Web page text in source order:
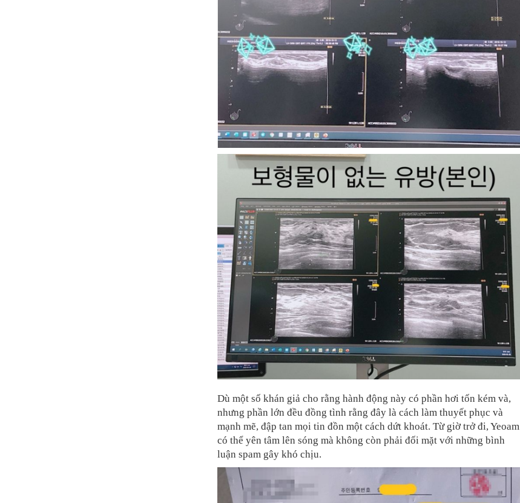
Dù một số khán giả cho rằng hành động này có phần hơi tốn kém và,
nhưng phần lớn đều đồng tình rằng đây là cách làm thuyết phục và
mạnh mẽ, đập tan mọi tin đồn một cách dứt khoát. Từ giờ trở đi, Yeoam
có thể yên tâm lên sóng mà không còn phải đối mặt với những bình
luận spam gây khó chịu.